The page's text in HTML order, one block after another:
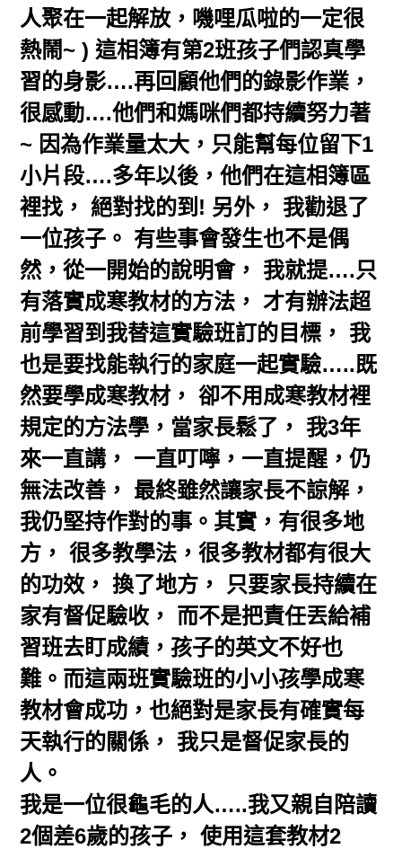
人聚在一起解放，嘰哩瓜啦的一定很
熱鬧~ ) 這相簿有第2班孩子們認真學
習的身影….再回顧他們的錄影作業，
很感動….他們和媽咪們都持續努力著
~ 因為作業量太大，只能幫每位留下1
小片段….多年以後，他們在這相簿區
裡找， 絕對找的到! 另外， 我勸退了
一位孩子。 有些事會發生也不是偶
然，從一開始的說明會， 我就提….只
有落實成寒教材的方法， 才有辦法超
前學習到我替這實驗班訂的目標， 我
也是要找能執行的家庭一起實驗…..既
然要學成寒教材， 卻不用成寒教材裡
規定的方法學，當家長鬆了， 我3年
來一直講， 一直叮嚀，一直提醒，仍
無法改善， 最終雖然讓家長不諒解，
我仍堅持作對的事。其實，有很多地
方， 很多教學法，很多教材都有很大
的功效， 換了地方， 只要家長持續在
家有督促驗收， 而不是把責任丟給補
習班去盯成績，孩子的英文不好也
難。而這兩班實驗班的小小孩學成寒
教材會成功，也絕對是家長有確實每
天執行的關係， 我只是督促家長的
人。
我是一位很龜毛的人…..我又親自陪讀
2個差6歲的孩子， 使用這套教材2